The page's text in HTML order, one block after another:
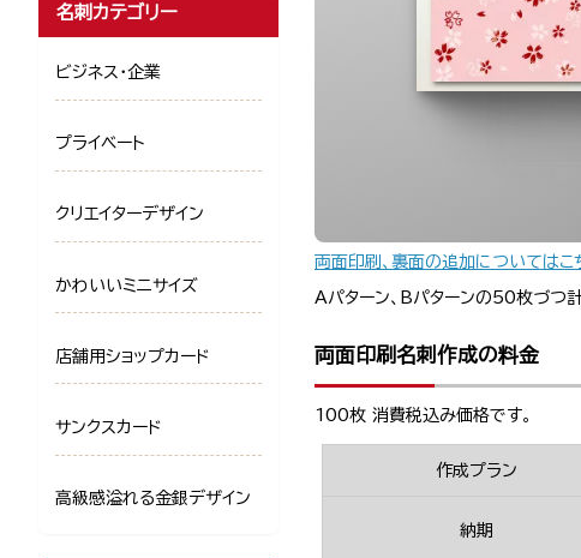
両面印刷、裏面の追加についてはこ
Aパターン、Bパターンの50枚づつ
両面印刷名刺作成の料金
100枚 消費税込み価格です。
作成プラン
納期
名刺カテゴリー
ビジネス・企業
プライベート
クリエイターデザイン
かわいいミニサイズ
店舗用ショップカード
サンクスカード
高級感溢れる金銀デザイン